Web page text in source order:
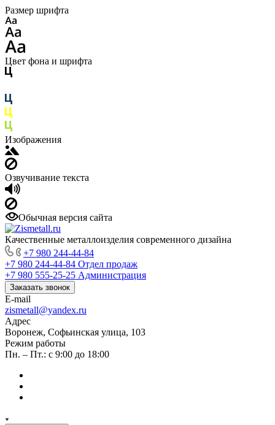
Размер шрифта
Цвет фона и шрифта
Изображения
Озвучивание текста
Обычная версия сайта
Качественные металлоизделия современного дизайна
+7 980 244-44-84
+7 980 244-44-84 Отдел продаж
+7 980 555-25-25 Администрация
Заказать звонок
E-mail
zismetall@yandex.ru
Адрес
Воронеж, Софьинская улица, 103
Режим работы
Пн. – Пт.: с 9:00 до 18:00